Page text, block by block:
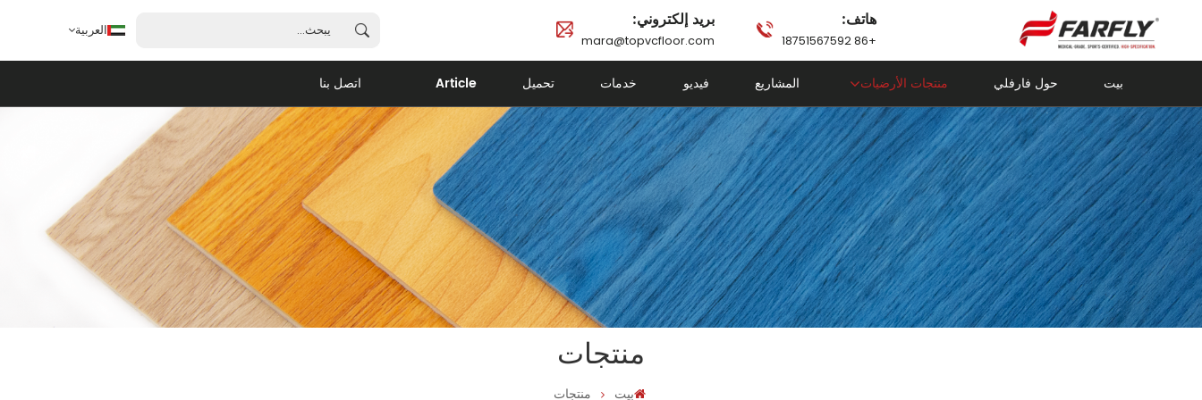
هاتف:
+86 18751567592
بريد إلكتروني:
mara@topvcfloor.com
العربية
العربية
français
español
português
بيت حول فارفلي منتجات الأرضيات المشاريع فيديو خدمات تحميل Article اتصل بنا
منتجات
بيت منتجات